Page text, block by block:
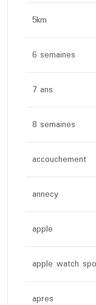
5km
6 semaines
7 ans
8 semaines
accouchement
annecy
apple
apple watch
apres